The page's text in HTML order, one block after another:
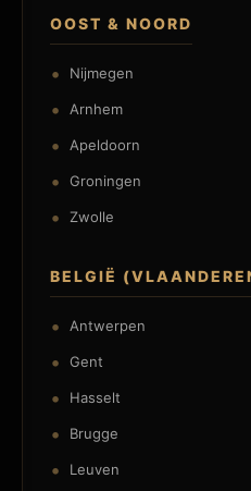
OOST & NOORD
Nijmegen
Arnhem
Apeldoorn
Groningen
Zwolle
BELGIË
Antwerpen
Gent
Hasselt
Brugge
Leuven